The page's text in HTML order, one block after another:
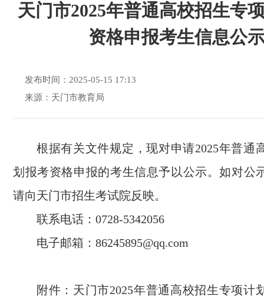
天门市2025年普通高校招生专
资格申报考生信息公
发布时间：2025-05-15 17:13
来源：天门市教育局
根据有关文件规定，现对申请2025年普通
划报考资格申报的考生信息予以公示。如对公
请向天门市招生考试院反映。
联系电话：0728-5342056
电子邮箱：86245895@qq.com
附件：天门市2025年普通高校招生专项计